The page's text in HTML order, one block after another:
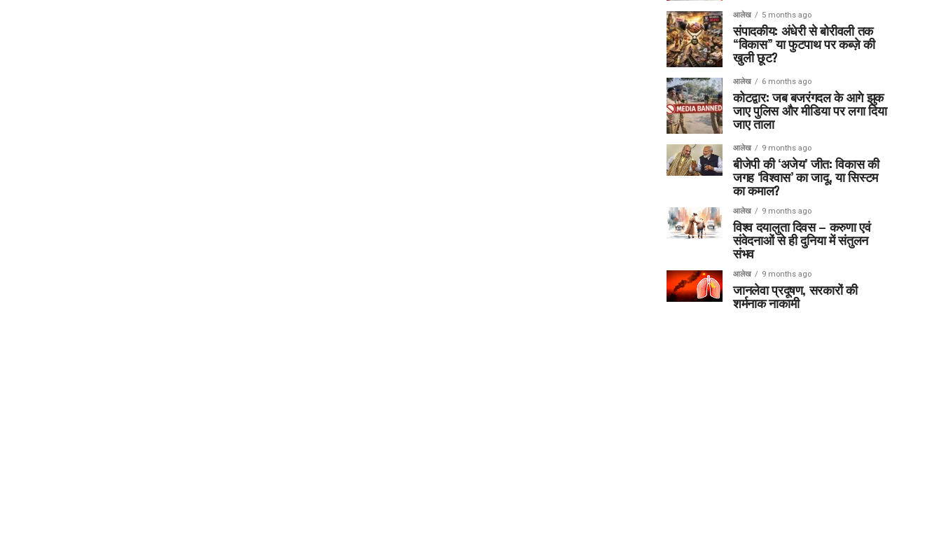
आलेख 5 months ago
संपादकीय: अंधेरी से बोरीवली तक
“विकास” या फुटपाथ पर कब्ज़े की
खुली छूट?
आलेख 6 months ago
कोटद्वार: जब बजरंगदल के आगे झुक
जाए पुलिस और मीडिया पर लगा दिया
जाए ताला
आलेख 9 months ago
बीजेपी की ‘अजेय’ जीत: विकास की
जगह ‘विश्वास’ का जादू, या सिस्टम
का कमाल?
आलेख 9 months ago
विश्व दयालुता दिवस – करुणा एवं
संवेदनाओं से ही दुनिया में संतुलन
संभव
आलेख 9 months ago
जानलेवा प्रदूषण, सरकारों की
शर्मनाक नाकामी